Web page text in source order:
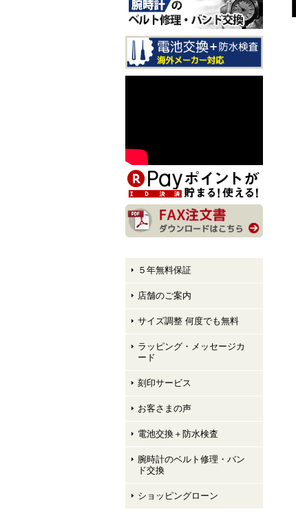
CITIZEN EXCEED CB1147-
61E LIGHT in BLACK Eco-
Drive 50th Anniversary Editi
on メンズモデル 入荷しま
した！
CITIZEN ATTESA AT8384-5
n ES9495-59E LIGHT in BL
ACK Eco-Drive 50th Anniver
sary Edition レディースモデ
ル 入荷しました！
５年無料保証
店舗のご案内
サイズ調整 何度でも無料
ラッピング・メッセージカ
ード
刻印サービス
お客さまの声
電池交換＋防水検査
腕時計のベルト修理・バン
ド交換
ショッピングローン